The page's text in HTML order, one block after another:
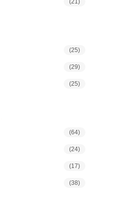
(21)
(25)
(29)
(25)
(64)
(24)
(17)
(38)